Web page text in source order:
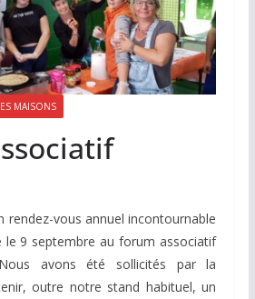
MAISONS
rendez-vous annuel incontournable
le 9 septembre au forum associatif
avons été sollicités par la
outre notre stand habituel, un